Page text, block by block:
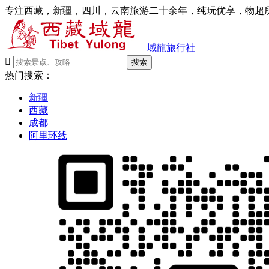
专注西藏，新疆，四川，云南旅游二十余年，纯玩优享，物超
域龍旅行社

搜索
热门搜索：
新疆
西藏
成都
阿里环线